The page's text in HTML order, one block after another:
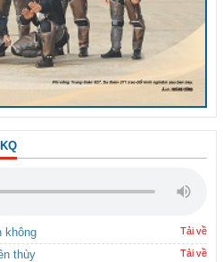
không Tải về
thùy Tải về